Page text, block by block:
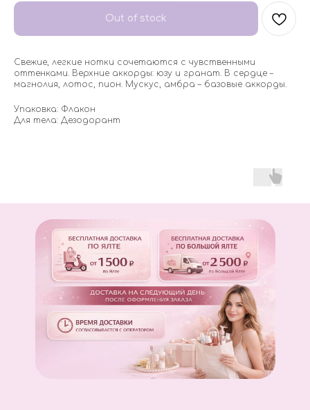
Out of stock
Свежие, легкие нотки сочетаются с чувственными
оттенками. Верхние аккорды: юзу и гранат. В сердце –
магнолия, лотос, пион. Мускус, амбра – базовые аккорды.
Упаковка: Флакон
Для тела: Дезодорант